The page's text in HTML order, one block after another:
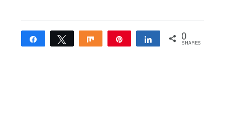
Share Tweet Share Share 0
SHARES